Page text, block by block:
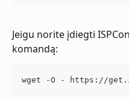
Jeigu norite įdiegti
komandą:
wget -O - https://